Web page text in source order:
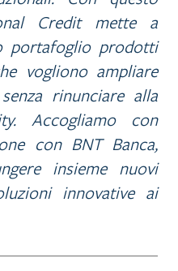
Credit mette a
portafoglio prodotti
vogliono ampliare
rinunciare alla
Accogliamo con
con BNT Banca,
insieme nuovi
innovative ai